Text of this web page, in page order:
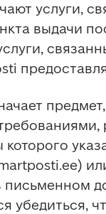
услуги,
выдачи
письменном
убедиться,